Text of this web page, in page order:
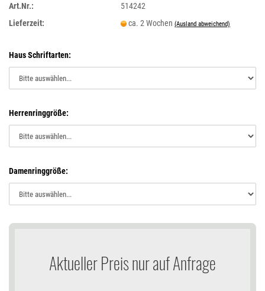
Art.Nr.:
514242
Lieferzeit:
ca. 2 Wochen(Ausland abweichend)
Haus Schriftarten:
Herrenringgröße:
Damenringgröße:
Aktueller Preis nur auf Anfrage